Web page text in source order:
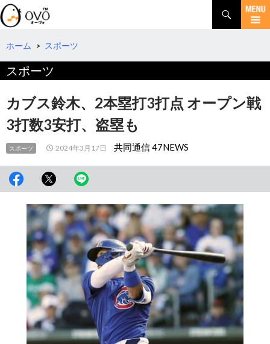
検
索
コ
テ
へ
動
ホーム > スポーツ
スポーツ
カブス鈴木、2本塁打3打点 オープン戦
3打数3安打、盗塁も
スポーツ 2024年3月17日 共同通信 47NEWS